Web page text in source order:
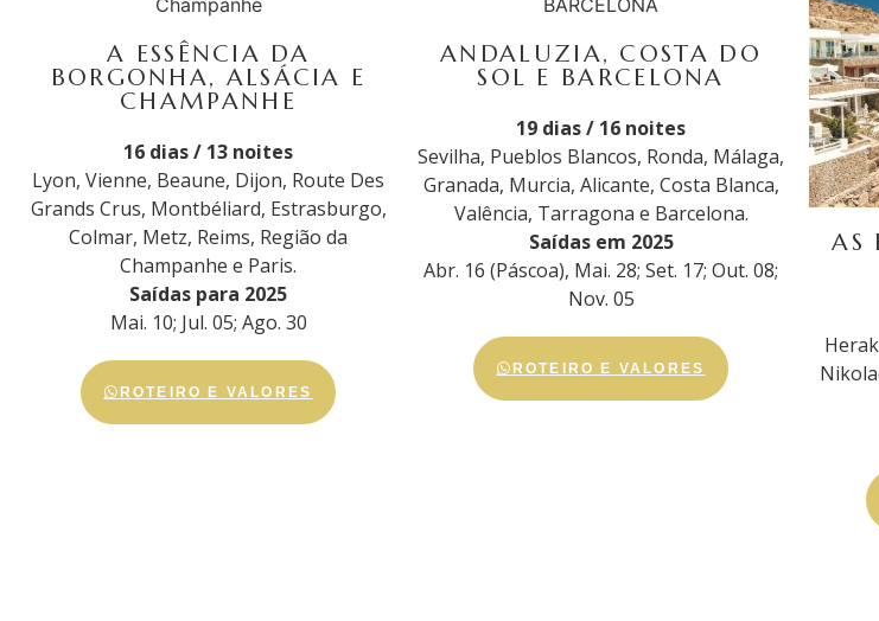
A ESSÊNCIA DA
BORGONHA, ALSÁCIA E
CHAMPANHE
16 dias / 13 noites
Lyon, Vienne, Beaune, Dijon, Route Des
Grands Crus, Montbéliard, Estrasburgo,
Colmar, Metz, Reims, Região da
Champanhe e Paris.
Saídas para 2025
Mai. 10; Jul. 05; Ago. 30
ROTEIRO E VALORES
ANDALUZIA, COSTA DO
SOL E BARCELONA
19 dias / 16 noites
Sevilha, Pueblos Blancos, Ronda, Málaga,
Granada, Murcia, Alicante, Costa Blanca,
Valência, Tarragona e Barcelona.
Saídas em 2025
Abr. 16 (Páscoa), Mai. 28; Set. 17; Out. 08;
Nov. 05
ROTEIRO E VALORES
AS